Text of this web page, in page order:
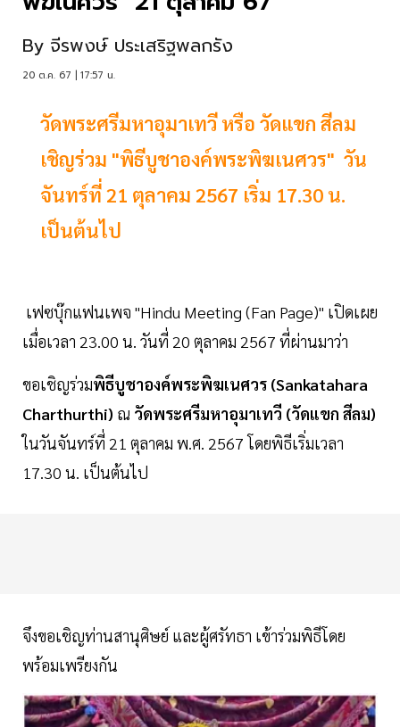
By จีรพงษ์ ประเสริฐพลกรัง
20 ต.ค. 67 | 17:57 น.
วัดพระศรีมหาอุมาเทวี หรือ วัดแขก สีลม
เชิญร่วม "พิธีบูชาองค์พระพิฆเนศวร" วัน
จันทร์ที่ 21 ตุลาคม 2567 เริ่ม 17.30 น.
เป็นต้นไป
เฟซบุ๊กแฟนเพจ "Hindu Meeting (Fan Page)" เปิดเผย
เมื่อเวลา 23.00 น. วันที่ 20 ตุลาคม 2567 ที่ผ่านมาว่า
ขอเชิญร่วมพิธีบูชาองค์พระพิฆเนศวร (Sankatahara
Charthurthi) ณ วัดพระศรีมหาอุมาเทวี (วัดแขก สีลม)
ในวันจันทร์ที่ 21 ตุลาคม พ.ศ. 2567 โดยพิธีเริ่มเวลา
17.30 น. เป็นต้นไป
จึงขอเชิญท่านสานุศิษย์ และผู้ศรัทธา เข้าร่วมพิธีโดย
พร้อมเพรียงกัน